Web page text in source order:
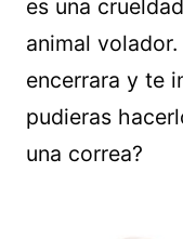
es una
animal
encerrara y te
pudieras
una correa?